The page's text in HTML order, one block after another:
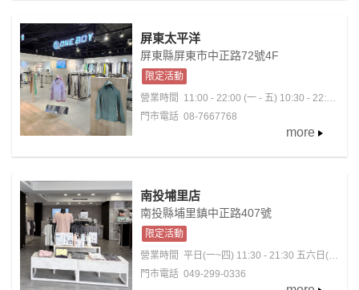
屏東太平洋
屏東縣屏東市中正路72號4F
限定活動
營業時間 11:00 - 22:00 (一 - 五) 10:30 - 22:00
(六 - 日)
門市電話 08-7667768
more
南投埔里店
南投縣埔里鎮中正路407號
限定活動
營業時間 平日(一~四) 11:30 - 21:30 五六日(國
定假日)11:00 - 22:30
門市電話 049-299-0336